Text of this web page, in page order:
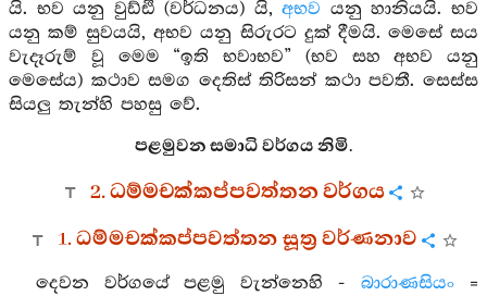
යි. භව යනු වුඩ්ඪි (වර්ධනය) යි,අභව යනු හානියයි. භව
යනු කම් සුවයයි, අභව යනු සිරුරට දුක් දීමයි. මෙසේ සය
වැදෑරුම් වූ මෙම “ඉති භවාභව” (භව සහ අභව යනු
මෙසේය) කථාව සමග දෙතිස් තිරිසන් කථා පවතී. සෙස්ස
සියලු තැන්හි පහසු වේ.
පළමුවන සමාධි වර්ගය නිමි.
2. ධම්මචක්කප්පවත්තන වර්ගය
1. ධම්මචක්කප්පවත්තන සූත්‍ර වර්ණනාව
දෙවන වර්ගයේ පළමු වැන්නෙහි -බාරාණසියං =